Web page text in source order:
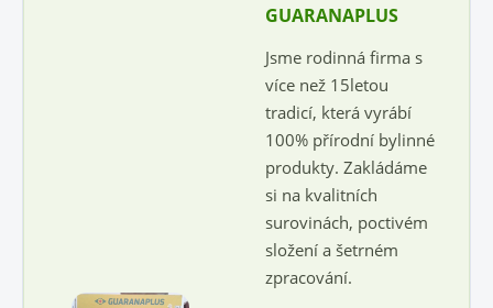
GUARANAPLUS
Jsme rodinná firma s
více než 15letou
tradicí, která vyrábí
100% přírodní bylinné
produkty. Zakládáme
si na kvalitních
surovinách, poctivém
složení a šetrném
zpracování.